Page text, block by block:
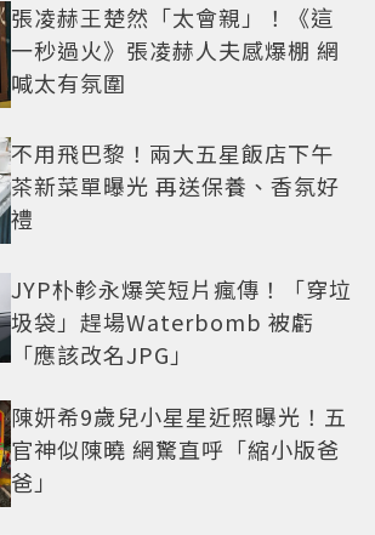
張凌赫王楚然「太會親」！《這
一秒過火》張凌赫人夫感爆棚 網
喊太有氛圍
不用飛巴黎！兩大五星飯店下午
茶新菜單曝光 再送保養、香氛好
禮
JYP朴軫永爆笑短片瘋傳！「穿垃
圾袋」趕場Waterbomb 被虧
「應該改名JPG」
陳妍希9歲兒小星星近照曝光！五
官神似陳曉 網驚直呼「縮小版爸
爸」